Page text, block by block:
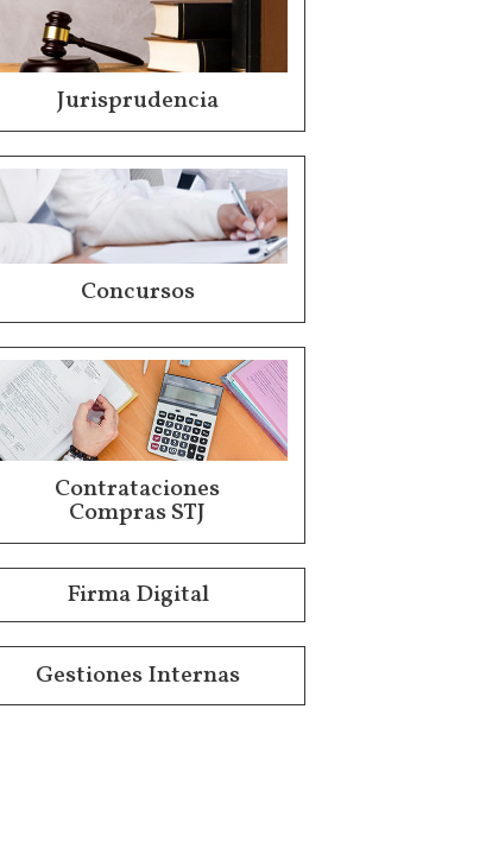
Jurisprudencia
Concursos
Contrataciones
Compras STJ
Firma Digital
Gestiones Internas